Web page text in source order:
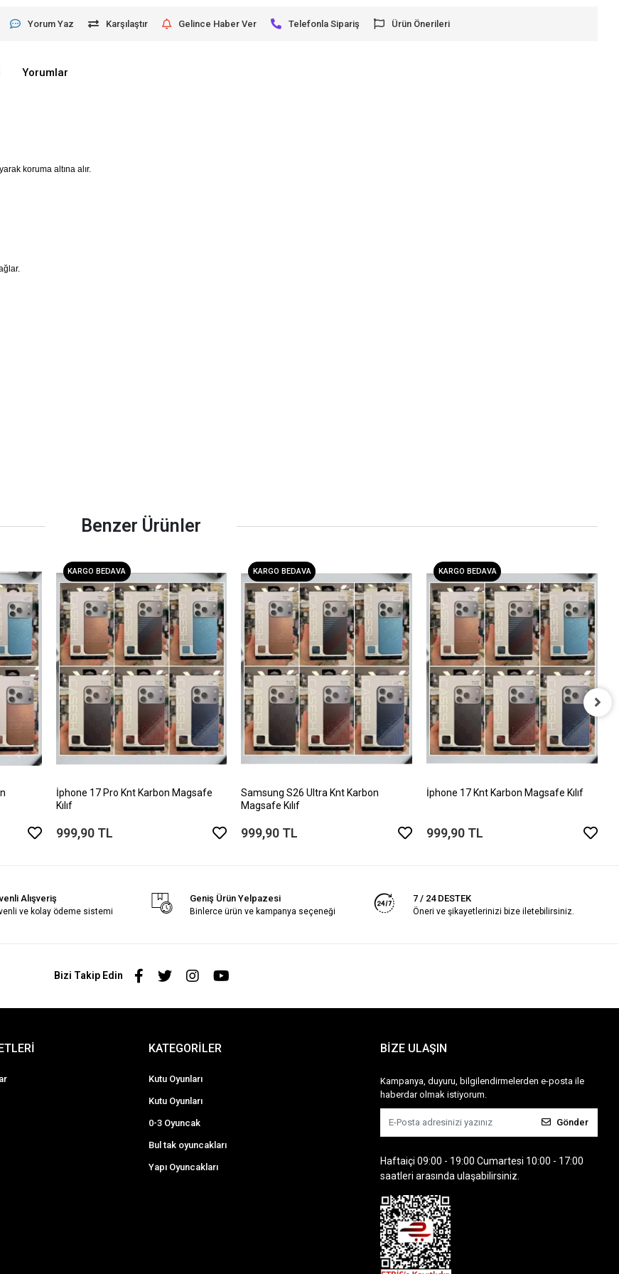
Yorum Yaz Karşılaştır Gelince Haber Ver Telefonla Sipariş Ürün Önerileri
Yorumlar
koruma altına alır.
Benzer Ürünler
KARGO BEDAVA
İphone 17 Pro Knt Karbon Magsafe
Kılıf
999,90 TL
KARGO BEDAVA
Samsung S26 Ultra Knt Karbon
Magsafe Kılıf
999,90 TL
KARGO BEDAVA
İphone 17 Knt Karbon Magsafe Kılıf
999,90 TL
Alışveriş
ve kolay ödeme sistemi
Geniş Ürün Yelpazesi
Binlerce ürün ve kampanya seçeneği
7 / 24 DESTEK
Öneri ve şikayetlerinizi bize iletebilirsiniz.
Bizi Takip Edin
KATEGORİLER
Kutu Oyunları
Kutu Oyunları
0-3 Oyuncak
Bul tak oyuncakları
Yapı Oyuncakları
BİZE ULAŞIN
Kampanya, duyuru, bilgilendirmelerden e-posta ile
haberdar olmak istiyorum.
Gönder
Haftaiçi 09:00 - 19:00 Cumartesi 10:00 - 17:00
saatleri arasında ulaşabilirsiniz.